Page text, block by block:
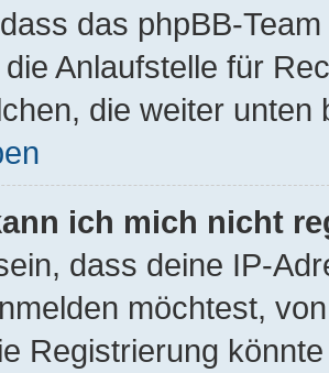
das phpBB-
Anlaufstelle für
die weiter unten
ich mich nicht
dass deine IP-
möchtest,
Registrierung